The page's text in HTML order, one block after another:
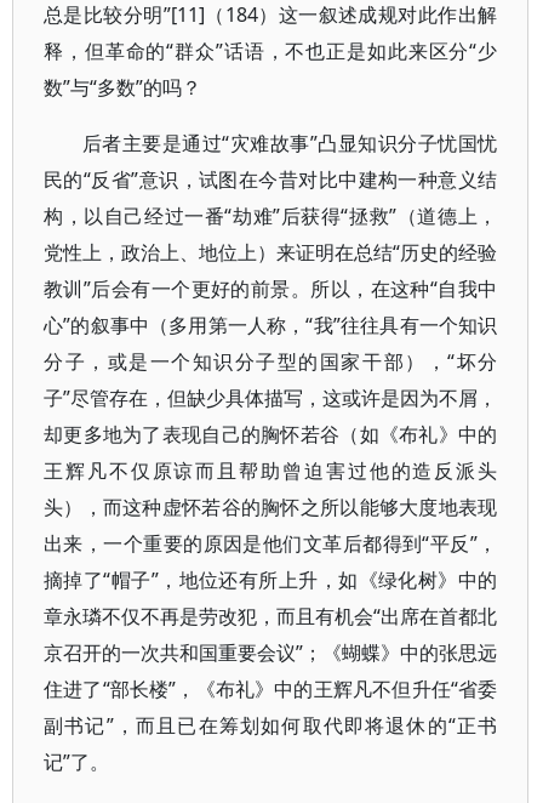
总是比较分明”[11]（184）这一叙述成规对此作出解
释，但革命的“群众”话语，不也正是如此来区分“少
数”与“多数”的吗？
后者主要是通过“灾难故事”凸显知识分子忧国忧
民的“反省”意识，试图在今昔对比中建构一种意义结
构，以自己经过一番“劫难”后获得“拯救”（道德上，
党性上，政治上、地位上）来证明在总结“历史的经验
教训”后会有一个更好的前景。所以，在这种“自我中
心”的叙事中（多用第一人称，“我”往往具有一个知识
分子，或是一个知识分子型的国家干部），“坏分
子”尽管存在，但缺少具体描写，这或许是因为不屑，
却更多地为了表现自己的胸怀若谷（如《布礼》中的
王辉凡不仅原谅而且帮助曾迫害过他的造反派头
头），而这种虚怀若谷的胸怀之所以能够大度地表现
出来，一个重要的原因是他们文革后都得到“平反”，
摘掉了“帽子”，地位还有所上升，如《绿化树》中的
章永璘不仅不再是劳改犯，而且有机会“出席在首都北
京召开的一次共和国重要会议”；《蝴蝶》中的张思远
住进了“部长楼”，《布礼》中的王辉凡不但升任“省委
副书记”，而且已在筹划如何取代即将退休的“正书
记”了。